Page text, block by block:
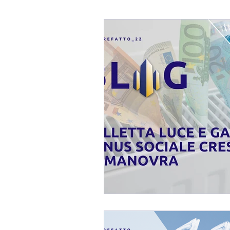
Immobili In TRATTATIVA /
Mercato Immobiliare
Consulenza Immobiliare
Consigli per Vendere Casa